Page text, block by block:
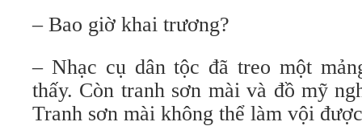
– Bao giờ khai trương?
– Nhạc cụ dân tộc đã treo một
thấy. Còn tranh sơn mài và đồ mỹ
Tranh sơn mài không thể làm vội